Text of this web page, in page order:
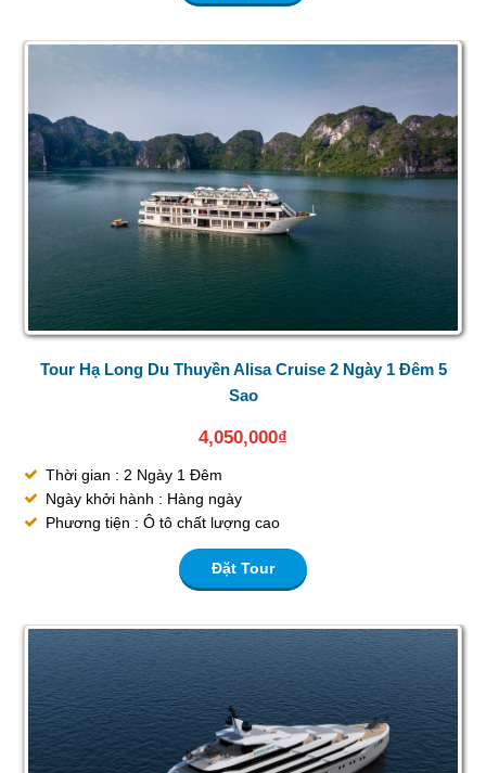
Tour Hạ Long Du Thuyền Alisa Cruise 2 Ngày 1 Đêm 5
Sao
4,050,000₫
Thời gian : 2 Ngày 1 Đêm
Ngày khởi hành : Hàng ngày
Phương tiện : Ô tô chất lượng cao
Đặt Tour